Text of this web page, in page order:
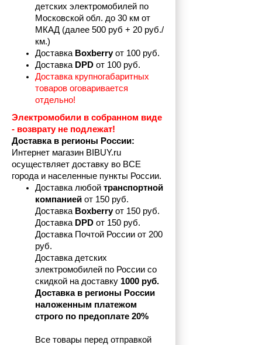
детских электромобилей по
Московской обл. до 30 км от
МКАД (далее 500 руб + 20 руб./
км.)
Доставка Boxberry от 100 руб.
Доставка DPD от 100 руб.
Доставка крупногабаритных
товаров оговаривается
отдельно!
Электромобили в собранном виде
- возврату не подлежат!
Доставка в регионы России:
Интернет магазин BIBUY.ru
осуществляет доставку во ВСЕ
города и населенные пункты России.
Доставка любой транспортной
компанией от 150 руб.
Доставка Boxberry от 150 руб.
Доставка DPD от 150 руб.
Доставка Почтой России от 200
руб.
Доставка детских
электромобилей по России со
скидкой на доставку 1000 руб.
Доставка в регионы России
наложенным платежом
строго по предоплате 20%
Все товары перед отправкой